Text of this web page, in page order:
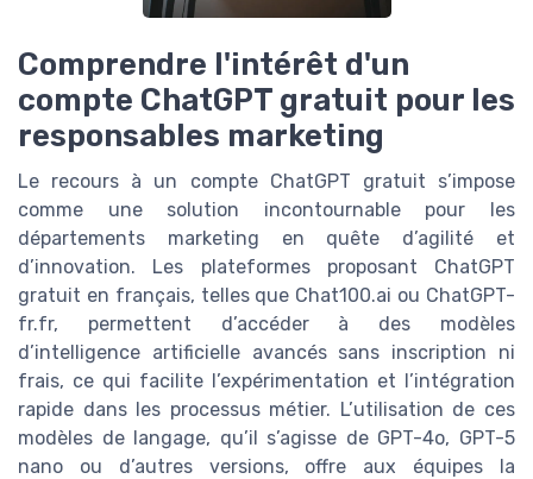
Comprendre l'intérêt d'un
compte ChatGPT gratuit pour les
responsables marketing
Le recours à un compte ChatGPT gratuit s’impose
comme une solution incontournable pour les
départements marketing en quête d’agilité et
d’innovation. Les plateformes proposant ChatGPT
gratuit en français, telles que Chat100.ai ou ChatGPT-
fr.fr, permettent d’accéder à des modèles
d’intelligence artificielle avancés sans inscription ni
frais, ce qui facilite l’expérimentation et l’intégration
rapide dans les processus métier. L’utilisation de ces
modèles de langage, qu’il s’agisse de GPT-4o, GPT-5
nano ou d’autres versions, offre aux équipes la